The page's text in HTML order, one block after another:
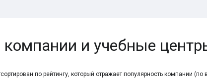
компании и учебные
по рейтингу, который отражает популярность компании (по